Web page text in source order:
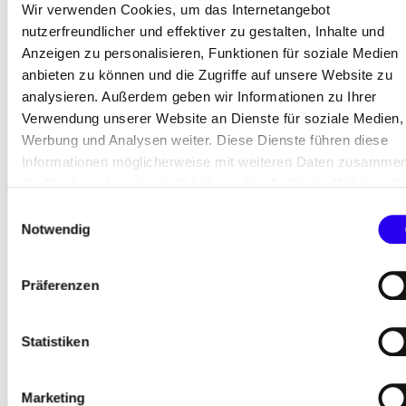
Wir verwenden Cookies, um das Internetangebot
nutzerfreundlicher und effektiver zu gestalten, Inhalte und
Anzeigen zu personalisieren, Funktionen für soziale Medien
anbieten zu können und die Zugriffe auf unsere Website zu
analysieren. Außerdem geben wir Informationen zu Ihrer
Verwendung unserer Website an Dienste für soziale Medien,
Werbung und Analysen weiter. Diese Dienste führen diese
Informationen möglicherweise mit weiteren Daten
Notwendig
Präferenzen
Statistiken
Marketing
Ein gut ausgebautes Stromnetz ist entscheidend,
um einen hohen Anteil erneuerbarer Energien wie
Wind- und Solarstrom aufnehmen zu können. Denn
sie sind wetterabhängig und produzieren oft mehr
Strom als lokal benötigt. Mit ausreichender
Netzkapazität lässt sich diese Erzeugung
aufnehmen und dorthin bringen, wo sie gebraucht
wird. Ein solch flexibles Netz gleicht
grenzüberschreitenden Handel im europäischen
ausgleichen.
Für einen sicheren Betrieb des Stromnetzes und